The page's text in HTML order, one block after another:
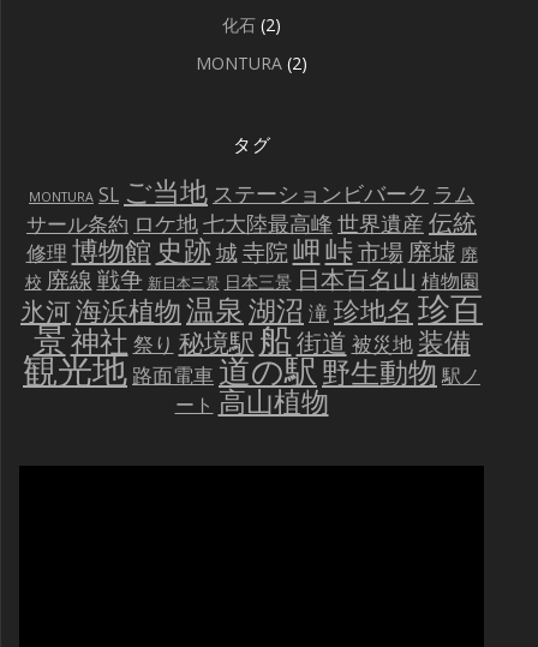
化石 (2)
MONTURA (2)
タグ
MONTURA SL ご当地 ステーションビバーク ラム
サール条約 ロケ地七大陸最高峰 世界遺産 伝統
修理 博物館 史跡城寺院岬峠市場 廃墟 廃
校 廃線戦争 新日本三景 日本三景 日本百名山 植物園
氷河海浜植物温泉湖沼 滝珍地名 珍百
景神社 祭り 秘境駅船街道 被災地 装備
観光地 路面電車道の駅野生動物 駅ノ
ート 高山植物